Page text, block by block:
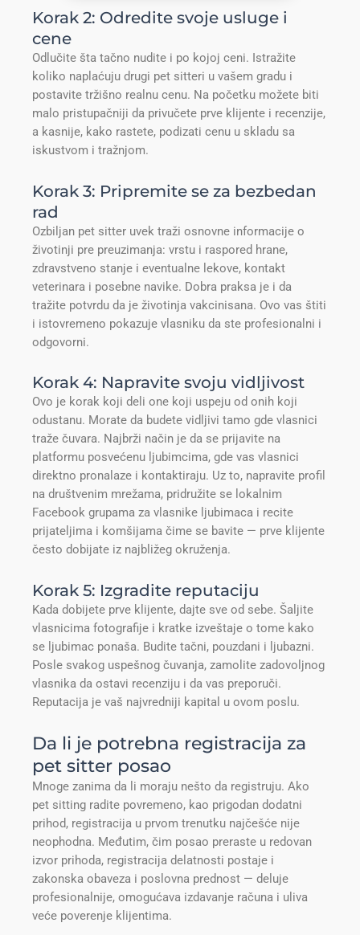
Korak 2: Odredite svoje usluge i
cene
Odlučite šta tačno nudite i po kojoj ceni. Istražite
koliko naplaćuju drugi pet sitteri u vašem gradu i
postavite tržišno realnu cenu. Na početku možete biti
malo pristupačniji da privučete prve klijente i recenzije,
a kasnije, kako rastete, podizati cenu u skladu sa
iskustvom i tražnjom.
Korak 3: Pripremite se za bezbedan
rad
Ozbiljan pet sitter uvek traži osnovne informacije o
životinji pre preuzimanja: vrstu i raspored hrane,
zdravstveno stanje i eventualne lekove, kontakt
veterinara i posebne navike. Dobra praksa je i da
tražite potvrdu da je životinja vakcinisana. Ovo vas štiti
i istovremeno pokazuje vlasniku da ste profesionalni i
odgovorni.
Korak 4: Napravite svoju vidljivost
Ovo je korak koji deli one koji uspeju od onih koji
odustanu. Morate da budete vidljivi tamo gde vlasnici
traže čuvara. Najbrži način je da se prijavite na
platformu posvećenu ljubimcima, gde vas vlasnici
direktno pronalaze i kontaktiraju. Uz to, napravite profil
na društvenim mrežama, pridružite se lokalnim
Facebook grupama za vlasnike ljubimaca i recite
prijateljima i komšijama čime se bavite — prve klijente
često dobijate iz najbližeg okruženja.
Korak 5: Izgradite reputaciju
Kada dobijete prve klijente, dajte sve od sebe. Šaljite
vlasnicima fotografije i kratke izveštaje o tome kako
se ljubimac ponaša. Budite tačni, pouzdani i ljubazni.
Posle svakog uspešnog čuvanja, zamolite zadovoljnog
vlasnika da ostavi recenziju i da vas preporuči.
Reputacija je vaš najvredniji kapital u ovom poslu.
Da li je potrebna registracija za
pet sitter posao
Mnoge zanima da li moraju nešto da registruju. Ako
pet sitting radite povremeno, kao prigodan dodatni
prihod, registracija u prvom trenutku najčešće nije
neophodna. Međutim, čim posao preraste u redovan
izvor prihoda, registracija delatnosti postaje i
zakonska obaveza i poslovna prednost — deluje
profesionalnije, omogućava izdavanje računa i uliva
veće poverenje klijentima.